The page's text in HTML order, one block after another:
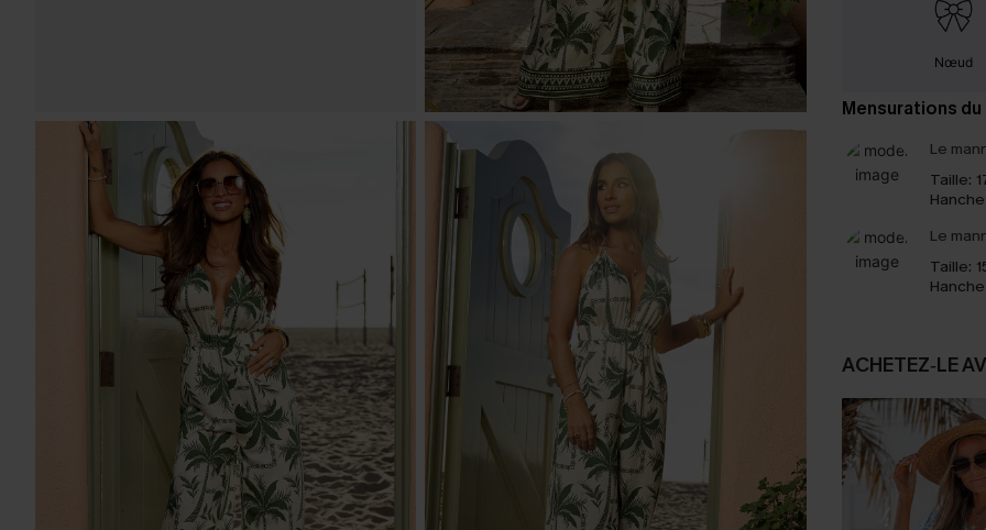
Nœud
Mensurations
Le
Taille:
Le
Taille:
ACHETEZ‑LE